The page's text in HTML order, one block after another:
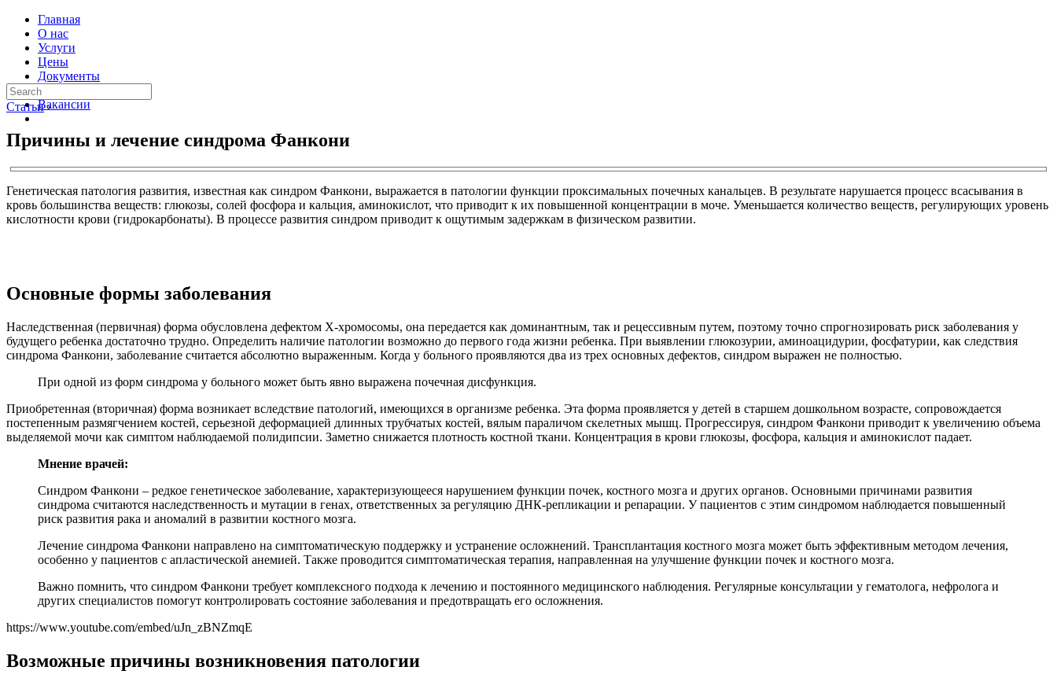
Главная
О нас
Услуги
Цены
Документы
Контакты
Вакансии
Статьи ›
Причины и лечение синдрома Фанкони
Генетическая патология развития, известная как синдром Фанкони, выражается в патологии функции проксимальных почечных канальцев. В результате нарушается процесс всасывания в
кровь большинства веществ: глюкозы, солей фосфора и кальция, аминокислот, что приводит к их повышенной концентрации в моче. Уменьшается количество веществ, регулирующих уровень
кислотности крови (гидрокарбонаты). В процессе развития синдром приводит к ощутимым задержкам в физическом развитии.
Основные формы заболевания
Наследственная (первичная) форма обусловлена дефектом Х-хромосомы, она передается как доминантным, так и рецессивным путем, поэтому точно спрогнозировать риск заболевания у
будущего ребенка достаточно трудно. Определить наличие патологии возможно до первого года жизни ребенка. При выявлении глюкозурии, аминоацидурии, фосфатурии, как следствия
синдрома Фанкони, заболевание считается абсолютно выраженным. Когда у больного проявляются два из трех основных дефектов, синдром выражен не полностью.
При одной из форм синдрома у больного может быть явно выражена почечная дисфункция.
Приобретенная (вторичная) форма возникает вследствие патологий, имеющихся в организме ребенка. Эта форма проявляется у детей в старшем дошкольном возрасте, сопровождается
постепенным размягчением костей, серьезной деформацией длинных трубчатых костей, вялым параличом скелетных мышц. Прогрессируя, синдром Фанкони приводит к увеличению объема
выделяемой мочи как симптом наблюдаемой полидипсии. Заметно снижается плотность костной ткани. Концентрация в крови глюкозы, фосфора, кальция и аминокислот падает.
Мнение врачей:
Синдром Фанкони – редкое генетическое заболевание, характеризующееся нарушением функции почек, костного мозга и других органов. Основными причинами развития
синдрома считаются наследственность и мутации в генах, ответственных за регуляцию ДНК-репликации и репарации. У пациентов с этим синдромом наблюдается повышенный
риск развития рака и аномалий в развитии костного мозга.
Лечение синдрома Фанкони направлено на симптоматическую поддержку и устранение осложнений. Трансплантация костного мозга может быть эффективным методом лечения,
особенно у пациентов с апластической анемией. Также проводится симптоматическая терапия, направленная на улучшение функции почек и костного мозга.
Важно помнить, что синдром Фанкони требует комплексного подхода к лечению и постоянного медицинского наблюдения. Регулярные консультации у гематолога, нефролога и
других специалистов помогут контролировать состояние заболевания и предотвращать его осложнения.
https://www.youtube.com/embed/uJn_zBNZmqE
Возможные причины возникновения патологии